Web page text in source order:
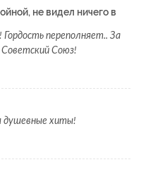
не видел ничего в
переполняет.. За
Советский Союз!
душевные хиты!